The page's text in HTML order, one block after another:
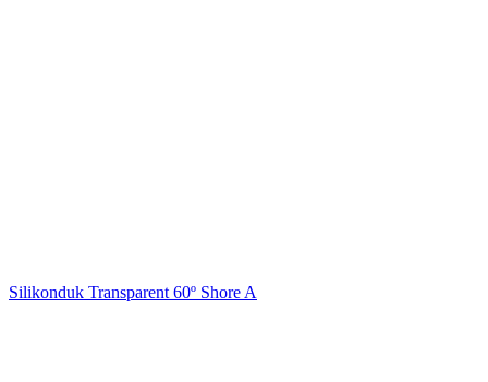
Silikonduk Transparent 60º Shore A